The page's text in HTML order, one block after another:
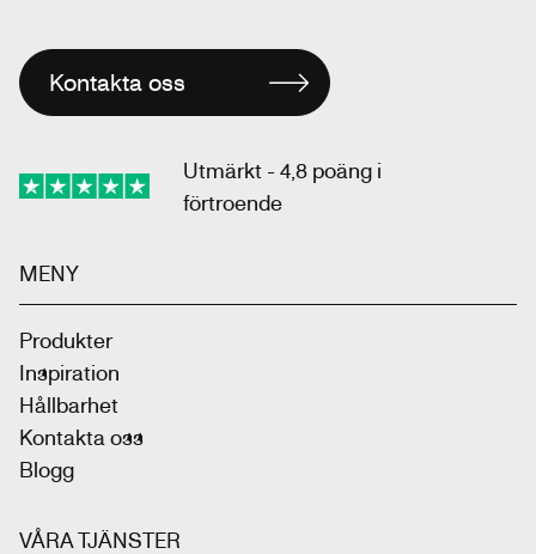
Kontakta oss
Utmärkt - 4,8 poäng i
förtroende
MENY
Produkter
Inspiration
Hållbarhet
Kontakta oss
Blogg
VÅRA TJÄNSTER